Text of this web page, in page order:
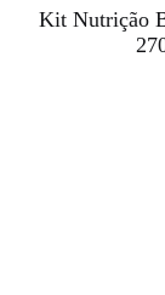
Kit Nutrição